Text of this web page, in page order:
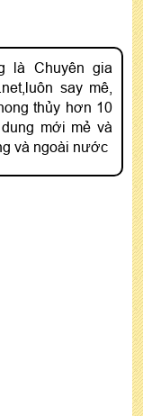
là Chuyên gia
say mê,
thủy hơn 10
mới mẻ và
và ngoài nước